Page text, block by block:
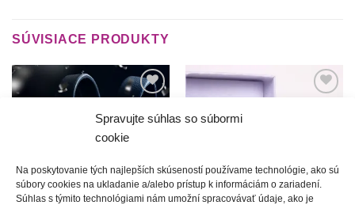
Spravujte súhlas so súbormi
cookie
Na poskytovanie tých najlepších skúseností používame technológie, ako sú
súbory cookies na ukladanie a/alebo prístup k informáciám o zariadení.
Súhlas s týmito technológiami nám umožní spracovávať údaje, ako je
SÚVISIACE PRODUKTY
krasotinku
si prosím